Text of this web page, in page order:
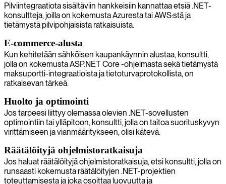
Pilviintegraatiota sisältäviin hankkeisiin kannattaa etsiä .NET-
konsultteja, joilla on kokemusta Azuresta tai AWS:stä ja
tietämystä pilvipohjaisista ratkaisuista.
E-commerce-alusta
Kun kehitetään sähköisen kaupankäynnin alustaa, konsultti,
jolla on kokemusta ASP.NET Core -ohjelmasta sekä tietämystä
maksuportti-integraatioista ja tietoturvaprotokollista, on
ratkaisevan tärkeä.
Huolto ja optimointi
Jos tarpeesi liittyy olemassa olevien .NET-sovellusten
optimointiin tai ylläpitoon, konsultti, jolla on taitoa suorituskyvyn
virittämiseen ja vianmääritykseen, olisi kätevä.
Räätälöityjä ohjelmistoratkaisuja
Jos haluat räätälöityjä ohjelmistoratkaisuja, etsi konsultti, jolla on
runsaasti kokemusta räätälöityjen .NET-projektien
toteuttamisesta ja joka osoittaa luovuutta ja